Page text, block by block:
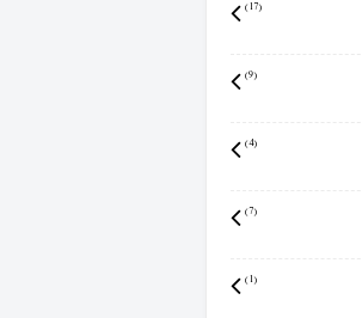
(17)
(9)
(4)
(7)
(1)